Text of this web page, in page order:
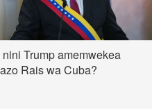
Trump amemwekea
Rais wa Cuba?